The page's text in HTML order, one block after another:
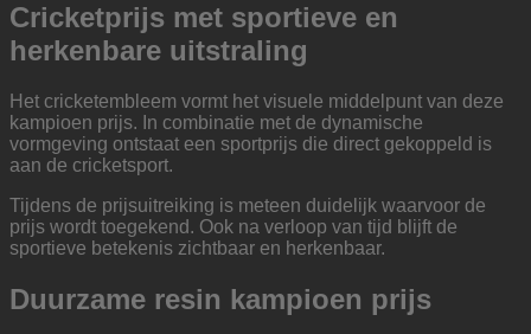
Cricketprijs met sportieve en
herkenbare uitstraling
Het cricketembleem vormt het visuele middelpunt van deze
kampioen prijs. In combinatie met de dynamische
vormgeving ontstaat een sportprijs die direct gekoppeld is
aan de cricketsport.
Tijdens de prijsuitreiking is meteen duidelijk waarvoor de
prijs wordt toegekend. Ook na verloop van tijd blijft de
sportieve betekenis zichtbaar en herkenbaar.
Duurzame resin kampioen prijs